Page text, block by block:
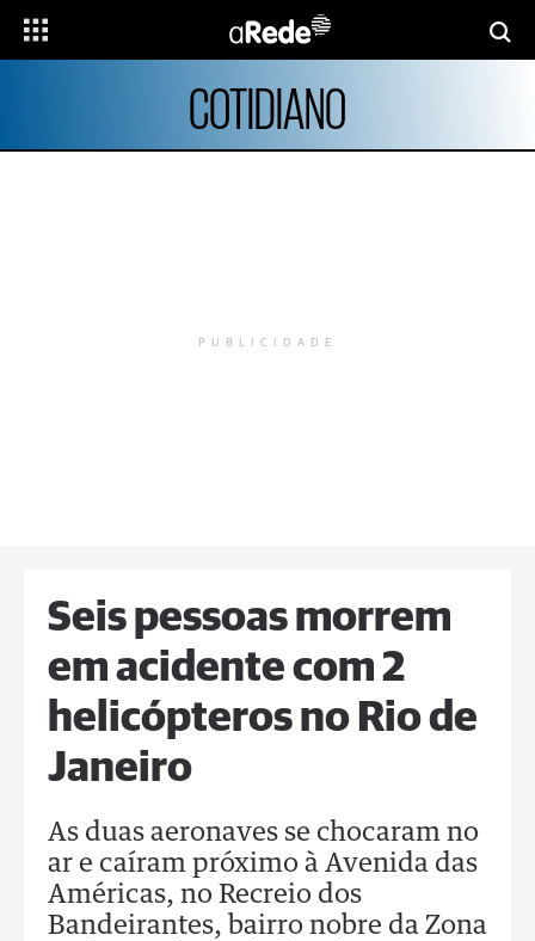
COTIDIANO
PUBLICIDADE
Seis pessoas morrem
em acidente com 2
helicópteros no Rio de
Janeiro
As duas aeronaves se chocaram no
ar e caíram próximo à Avenida das
Américas, no Recreio dos
Bandeirantes, bairro nobre da Zona